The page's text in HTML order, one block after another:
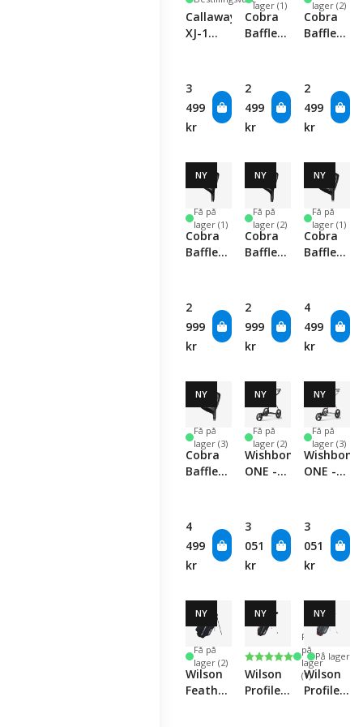
Callaway
XJ-1
Complete
3
499
kr
lager (1)
Cobra
Baffler
2
499
kr
lager (2)
Cobra
Baffler
2
499
kr
NY
Få på
lager (1)
Cobra
Baffler
Women's
2
999
kr
NY
Få på
lager (2)
Cobra
Baffler
2
999
kr
NY
Få på
lager (1)
Cobra
Baffler
Women's
4
499
kr
NY
Få på
lager (3)
Cobra
Baffler
4
499
kr
NY
Få på
lager (2)
Wishbone
ONE -
3
051
kr
NY
Få på
lager (3)
Wishbone
ONE -
3
051
kr
NY
Få på
lager (2)
Wilson
Feather
NY
Karakter:
5.0 av 5 mulige
Få
på
lager
(1)
Wilson
Profile
NY
På lager
Wilson
Profile